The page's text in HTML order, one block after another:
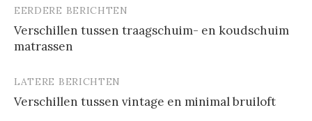
Berichtnavigatie
EERDERE BERICHTEN
Verschillen tussen traagschuim- en koudschuim
matrassen
LATERE BERICHTEN
Verschillen tussen vintage en minimal bruiloft